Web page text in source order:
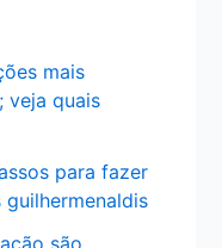
mais
veja quais
para fazer
são